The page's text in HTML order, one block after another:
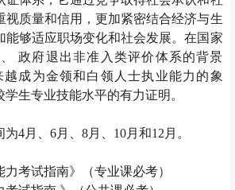
视质量和信用，更加紧密结合经济与生
能够适应职场变化和社会发展。在国家
政府退出非准入类评价体系的背景
越成为金领和白领人士执业能力的象
生专业技能水平的有力证明。
为4月、6月、8月、 10月和12 月。
力考试指南》（专业课必考）